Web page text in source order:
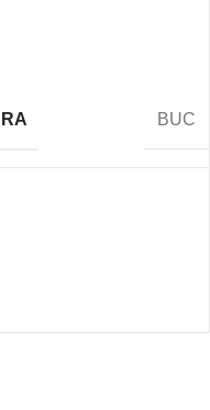
BUC